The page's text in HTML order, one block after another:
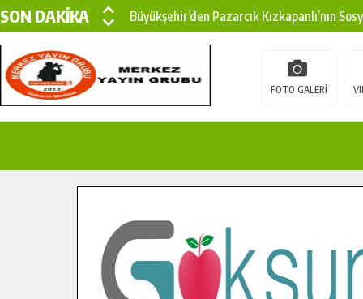
SON DAKİKA
Büyükşehir’den Pazarcık Kızkapanlı’nın
Büyükşehir’den Pazarcık Kırsalına Modern
Çin’den KSÜ’ye Uluslararası Başarı:
İlçe Jandarma Komutanı Karakaya’dan
Bertiz’in Yeni Köprüsünde Sona Doğru.
FOTO GALERİ